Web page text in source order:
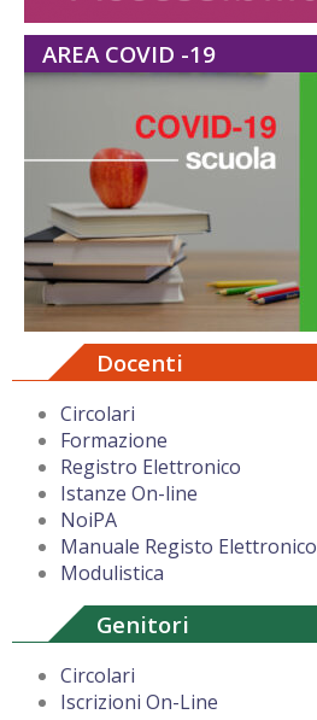
AREA COVID -19
Docenti
Circolari
Formazione
Registro Elettronico
Istanze On-line
NoiPA
Manuale Registo Elettronico
Modulistica
Genitori
Circolari
Iscrizioni On-Line